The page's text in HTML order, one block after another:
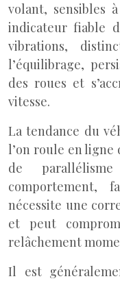
volant, sensibles
indicateur fiable
vibrations,
l’équilibrage,
des roues et
vitesse.
La tendance du
l’on roule en
de
comportement,
nécessite une
et peut
relâchement
Il est